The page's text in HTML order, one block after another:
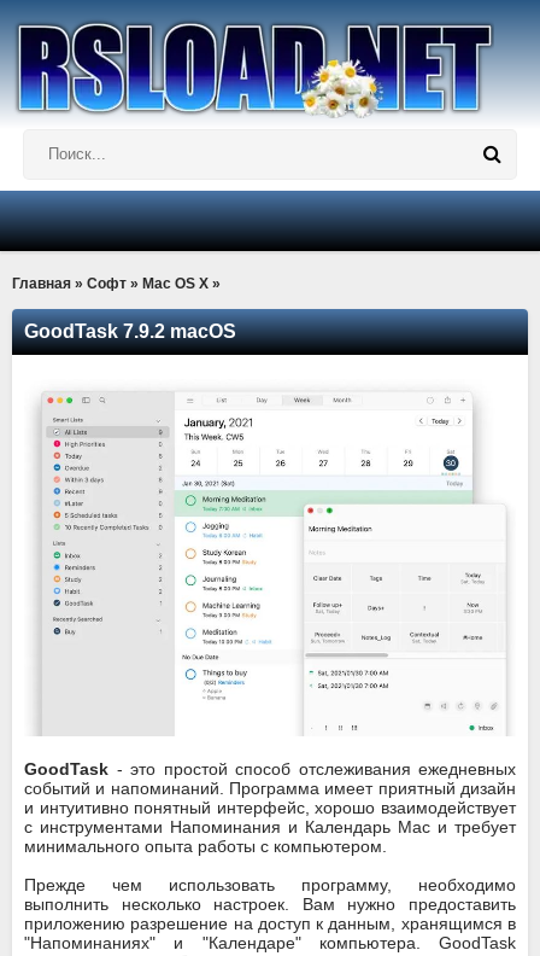
Главная » Софт » Mac OS X »
GoodTask 7.9.2 macOS
GoodTask - это простой способ отслеживания ежедневных
событий и напоминаний. Программа имеет приятный дизайн
и интуитивно понятный интерфейс, хорошо взаимодействует
с инструментами Напоминания и Календарь Mac и требует
минимального опыта работы с компьютером.
Прежде чем использовать программу, необходимо
выполнить несколько настроек. Вам нужно предоставить
приложению разрешение на доступ к данным, хранящимся в
"Напоминаниях" и "Календаре" компьютера. GoodTask